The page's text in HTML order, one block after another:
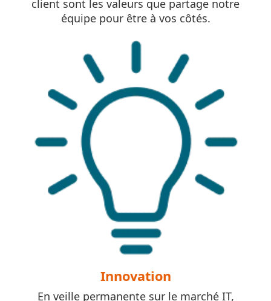
client sont les valeurs que partage notre
équipe pour être à vos côtés.
Innovation
En veille permanente sur le marché IT,